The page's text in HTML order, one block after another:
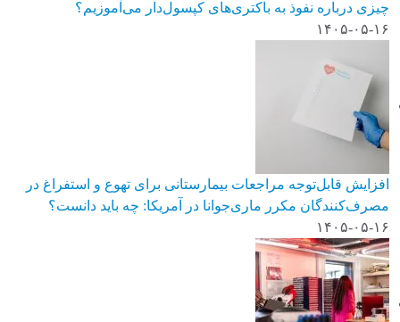
چیزی درباره نفوذ به باکتری‌های کپسول‌دار می‌آموزیم؟
۱۴۰۵-۰۵-۱۶
افزایش قابل‌توجه مراجعات بیمارستانی برای تهوع و استفراغ در
مصرف‌کنندگان مکرر ماری‌جوانا در آمریکا: چه باید دانست؟
۱۴۰۵-۰۵-۱۶